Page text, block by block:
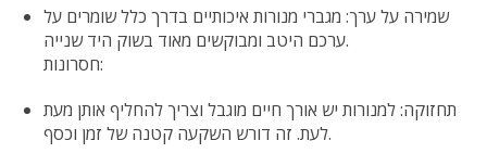
שמירה על ערך: מגברי מנורות איכותיים בדרך כלל שומרים על
ערכם היטב ומבוקשים מאוד בשוק היד שנייה.
חסרונות:
תחזוקה: למנורות יש אורך חיים מוגבל וצריך להחליף אותן מעת
לעת. זה דורש השקעה קטנה של זמן וכסף.